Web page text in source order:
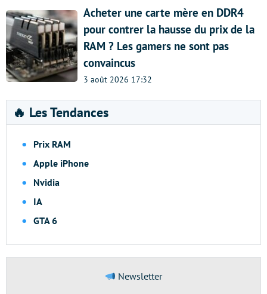
Acheter une carte mère en DDR4
pour contrer la hausse du prix de la
RAM ? Les gamers ne sont pas
convaincus
3 août 2026 17:32
🔥 Les Tendances
Prix RAM
Apple iPhone
Nvidia
IA
GTA 6
Newsletter